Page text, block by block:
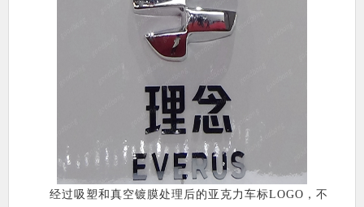
经过吸塑和真空镀膜处理后的亚克力车标LOGO，不